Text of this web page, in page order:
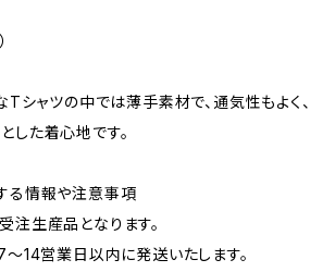
ャツの中では薄手素材で、通気性もよく、
した着心地です。
る情報や注意事項
注生産品となります。
〜14営業日以内に発送いたします。